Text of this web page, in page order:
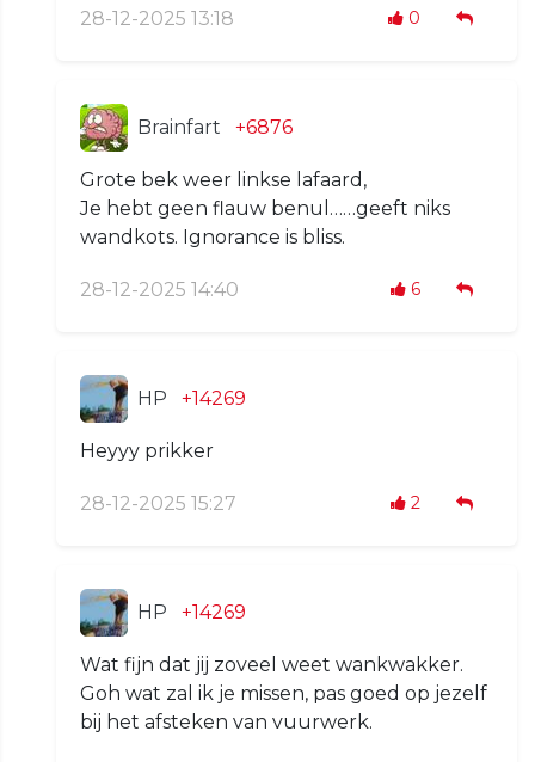
28-12-2025 13:18 0
Brainfart +6876
Grote bek weer linkse lafaard,
Je hebt geen flauw benul……geeft niks
wandkots. Ignorance is bliss.
28-12-2025 14:40 6
HP +14269
Heyyy prikker
28-12-2025 15:27 2
HP +14269
Wat fijn dat jij zoveel weet wankwakker.
Goh wat zal ik je missen, pas goed op jezelf
bij het afsteken van vuurwerk.